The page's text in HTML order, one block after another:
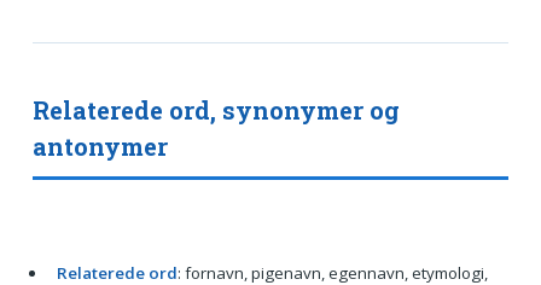
Relaterede ord, synonymer og
antonymer
Relaterede ord: fornavn, pigenavn, egennavn, etymologi,